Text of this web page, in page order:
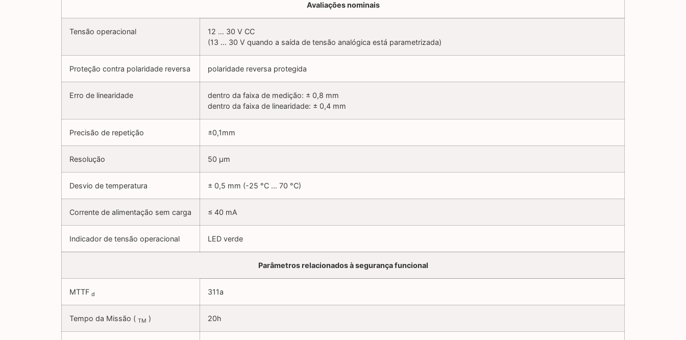
Avaliações nominais
Tensão operacional
12 … 30 V CC
(13 … 30 V quando a saída de tensão analógica está parametrizada)
Proteção contra polaridade reversa polaridade reversa protegida
Erro de linearidade
dentro da faixa de medição: ± 0,8 mm
dentro da faixa de linearidade: ± 0,4 mm
Precisão de repetição ±0,1mm
Resolução 50 µm
Desvio de temperatura ± 0,5 mm (-25 °C … 70 °C)
Corrente de alimentação sem carga ≤ 40 mA
Indicador de tensão operacional LED verde
Parâmetros relacionados à segurança funcional
MTTF d 311a
Tempo da Missão ( TM ) 20h